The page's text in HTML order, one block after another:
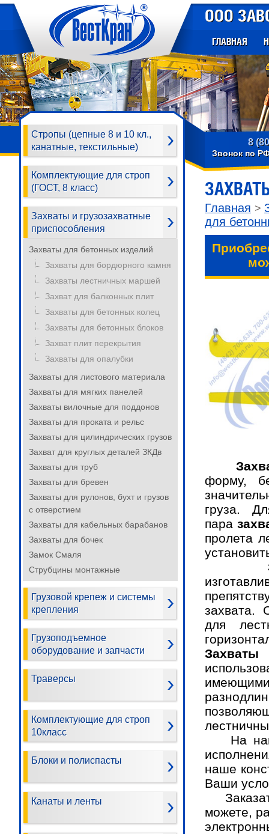
ООО
ГЛАВНАЯ
8
Звонок по
Стропы (цепные 8 и 10 кл.,
канатные, текстильные)
Комплектующие для строп
(ГОСТ, 8 класс)
Захваты и грузозахватные
приспособления
Захваты для бетонных изделий
Захваты для бордюрного камня
Захваты лестничных маршей
Захват для балконных плит
Захваты для бетонных колец
Захваты для бетонных блоков
Захват плит перекрытия
Захваты для опалубки
Захваты для листового материала
Захваты для мягких панелей
Захваты вилочные для поддонов
Захваты для проката и рельс
Захваты для цилиндрических грузов
Захват для круглых деталей ЗКДв
Захваты для труб
Захваты для бревен
Захваты для рулонов, бухт и грузов
с отверстием
Захваты для кабельных барабанов
Захваты для бочек
Замок Смаля
Струбцины монтажные
Грузовой крепеж и системы
крепления
Грузоподъемное
оборудование и запчасти
Траверсы
Комплектующие для строп
10класс
Блоки и полиспасты
Канаты и ленты
Главная >
для
форму,
груза.
пара
пролета
захвата.
для
На
наше
Ваши
можете,